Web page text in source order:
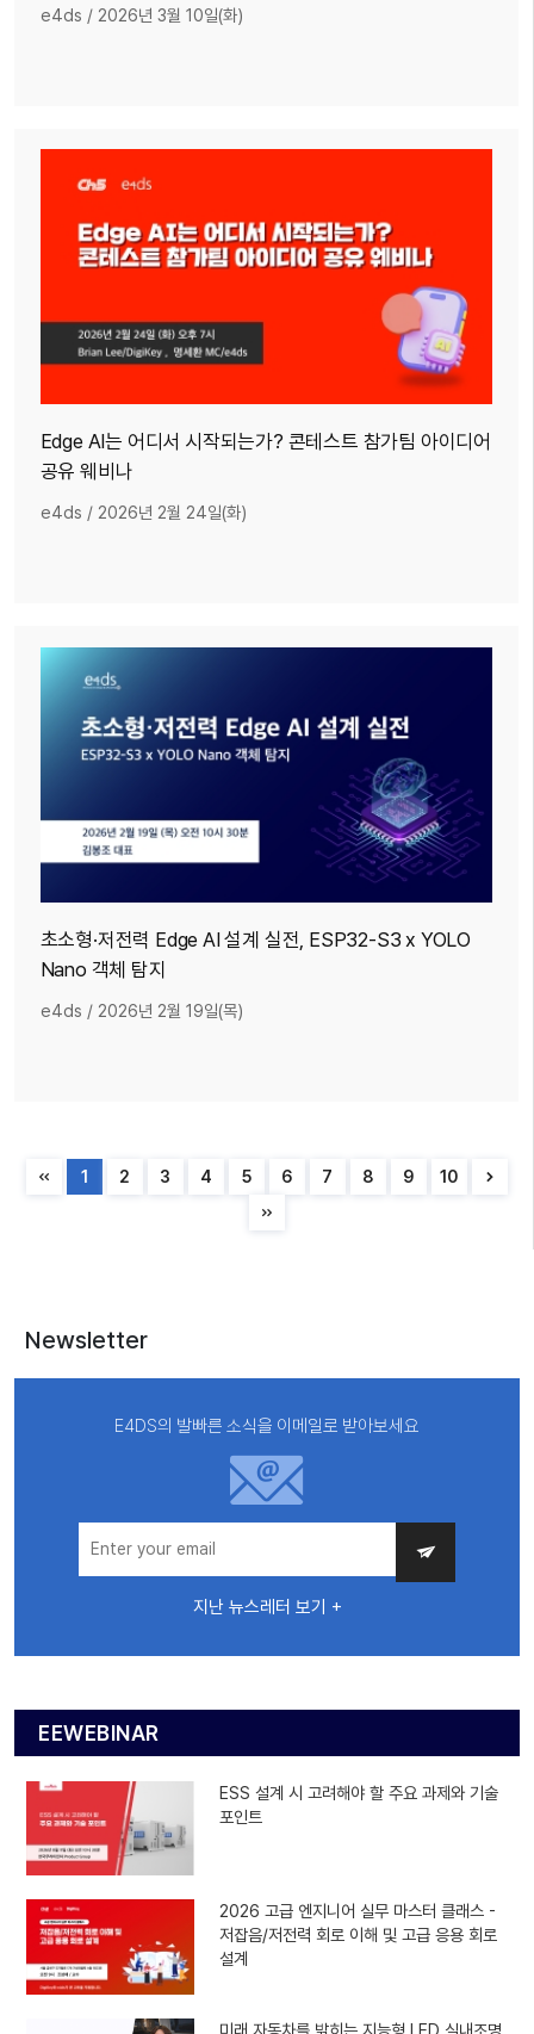
e4ds / 2026년 3월 10일(화)
Edge AI는 어디서 시작되는가? 콘테스트 참가팀 아이디어
공유 웨비나
e4ds / 2026년 2월 24일(화)
초소형·저전력 Edge AI 설계 실전, ESP32-S3 x YOLO
Nano 객체 탐지
e4ds / 2026년 2월 19일(목)
1 2 3 4 5 6 7 8 9 10
Newsletter
E4DS의 발빠른 소식을 이메일로 받아보세요
지난 뉴스레터 보기 +
EEWEBINAR
ESS 설계 시 고려해야 할 주요 과제와 기술
포인트
2026 고급 엔지니어 실무 마스터 클래스 -
저잡음/저전력 회로 이해 및 고급 응용 회로
설계
미래 자동차를 밝히는 지능형 LED 실내조명